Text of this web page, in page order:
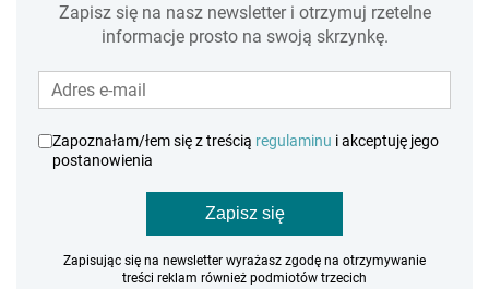
Zapisz się na nasz newsletter i otrzymuj rzetelne
informacje prosto na swoją skrzynkę.
Zapoznałam/łem się z treścią regulaminu i akceptuję jego
postanowienia
Zapisz się
Zapisując się na newsletter wyrażasz zgodę na otrzymywanie
treści reklam również podmiotów trzecich